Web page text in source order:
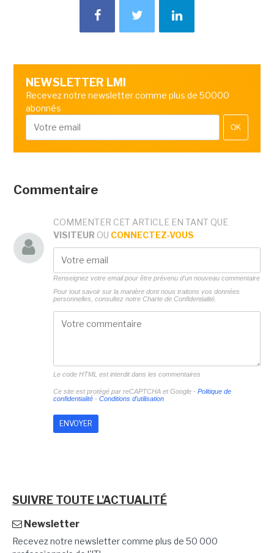
NEWSLETTER LMI
Recevez notre newsletter comme plus de 50000
abonnés
OK
Commentaire
COMMENTER CET ARTICLE EN TANT QUE
VISITEUR OU CONNECTEZ-VOUS
Renseignez votre email pour être prévenu d'un nouveau commentaire
Pour tout savoir sur la manière dont nous traitons vos données
personnelles, consultez notre Charte de Confidentialité.
Le code HTML est interdit dans les commentaires
Ce site est protégé par reCAPTCHA et Google - Politique de
confidentialité- Conditions d'utilisation
SUIVRE TOUTE L'ACTUALITÉ
Newsletter
Recevez notre newsletter comme plus de 50 000